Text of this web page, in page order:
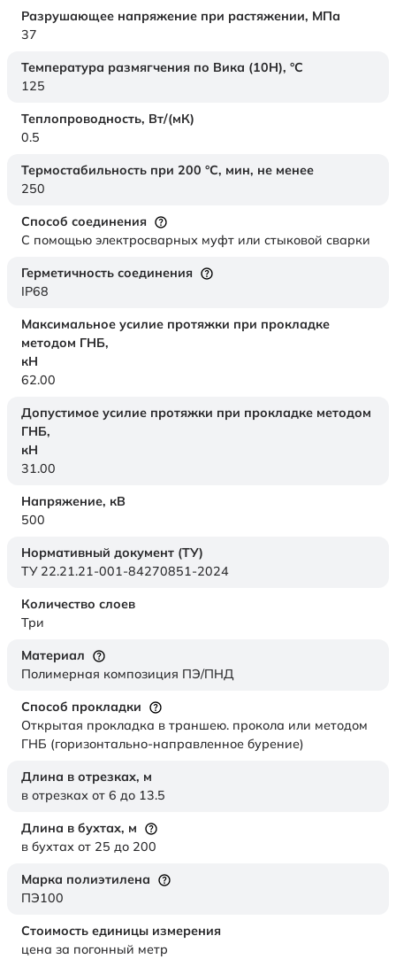
Разрушающее напряжение при растяжении, МПа
37
Температура размягчения по Вика (10Н), °C
125
Теплопроводность, Вт/(мК)
0.5
Термостабильность при 200 °С, мин, не менее
250
Способ соединения
С помощью электросварных муфт или стыковой сварки
Герметичность соединения
IP68
Максимальное усилие протяжки при прокладке
методом ГНБ,
кН
62.00
Допустимое усилие протяжки при прокладке методом
ГНБ,
кН
31.00
Напряжение, кВ
500
Нормативный документ (ТУ)
ТУ 22.21.21-001-84270851-2024
Количество слоев
Три
Материал
Полимерная композиция ПЭ/ПНД
Способ прокладки
Открытая прокладка в траншею. прокола или методом
ГНБ (горизонтально-направленное бурение)
Длина в отрезках, м
в отрезках от 6 до 13.5
Длина в бухтах, м
в бухтах от 25 до 200
Марка полиэтилена
ПЭ100
Стоимость единицы измерения
цена за погонный метр